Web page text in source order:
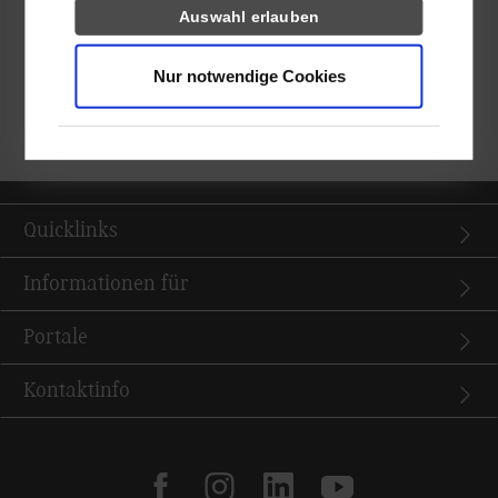
Auswahl erlauben
Nur notwendige Cookies
diesen Tag mit so viel Engagement begleitet haben.
Weitere Fotos finden Sie inunserem LinkedIn-Beitrag
Quicklinks
Informationen für
Portale
Kontaktinfo
facebookinstagramlinkedinyoutube